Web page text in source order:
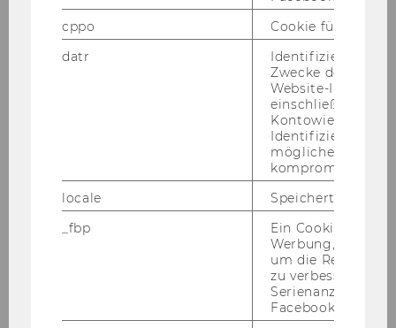
Austria, Germany and Sweden: a
capability approach towards
health implications for care
workers and residents
Assessing the implementation of
prevention, treatment and
rehabilitation of adolescents and
young adults according to the
international standards
cppo
Cookie für
datr
Identifiziert den
Zwecke der
Website-
einschließlich der
Identifizierung
möglicherweise
kompromittierten
locale
Speichert
_fbp
Ein Cookie für
Werbung, das
um die Relevanz
zu verbessern
Facebook